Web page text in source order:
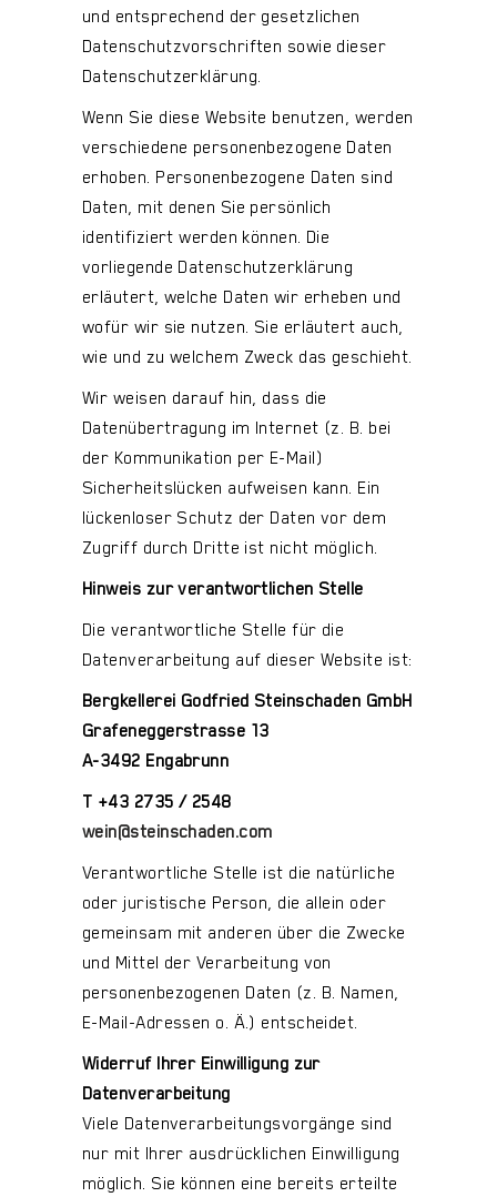
und entsprechend der gesetzlichen
Datenschutzvorschriften sowie dieser
Datenschutzerklärung.
Wenn Sie diese Website benutzen, werden
verschiedene personenbezogene Daten
erhoben. Personenbezogene Daten sind
Daten, mit denen Sie persönlich
identifiziert werden können. Die
vorliegende Datenschutzerklärung
erläutert, welche Daten wir erheben und
wofür wir sie nutzen. Sie erläutert auch,
wie und zu welchem Zweck das geschieht.
Wir weisen darauf hin, dass die
Datenübertragung im Internet (z. B. bei
der Kommunikation per E-Mail)
Sicherheitslücken aufweisen kann. Ein
lückenloser Schutz der Daten vor dem
Zugriff durch Dritte ist nicht möglich.
Hinweis zur verantwortlichen Stelle
Die verantwortliche Stelle für die
Datenverarbeitung auf dieser Website ist:
Bergkellerei Godfried Steinschaden GmbH
Grafeneggerstrasse 13
A-3492 Engabrunn
T +43 2735 / 2548
wein@steinschaden.com
Verantwortliche Stelle ist die natürliche
oder juristische Person, die allein oder
gemeinsam mit anderen über die Zwecke
und Mittel der Verarbeitung von
personenbezogenen Daten (z. B. Namen,
E-Mail-Adressen o. Ä.) entscheidet.
Widerruf Ihrer Einwilligung zur
Datenverarbeitung
Viele Datenverarbeitungsvorgänge sind
nur mit Ihrer ausdrücklichen Einwilligung
möglich. Sie können eine bereits erteilte